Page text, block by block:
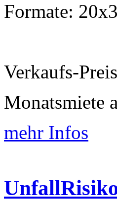
Formate:
Verkaufs-
Monatsmiete
mehr Infos